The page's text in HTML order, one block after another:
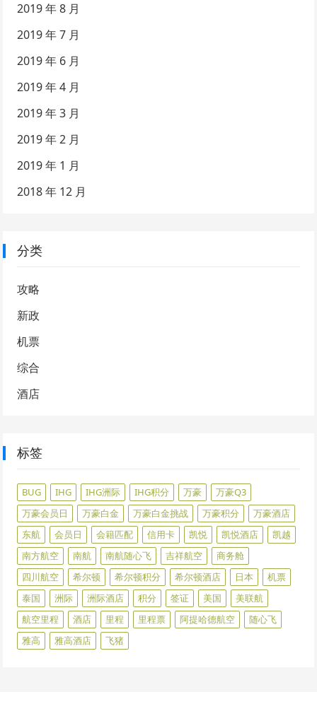
2019 年 8 月
2019 年 7 月
2019 年 6 月
2019 年 4 月
2019 年 3 月
2019 年 2 月
2019 年 1 月
2018 年 12 月
分类
攻略
新政
机票
综合
酒店
标签
BUG IHG IHG洲际 IHG积分 万豪
万豪Q3
万豪会员日
万豪白金 万豪白金挑战 万豪积分
万豪酒店
东航
会员日 会籍匹配 信用卡 凯悦 凯悦酒店
凯越
南方航空
南航 南航随心飞 吉祥航空
商务舱
四川航空
希尔顿 希尔顿积分 希尔顿酒店 日本
机票
泰国
洲际 洲际酒店 积分 签证 美国
美联航
航空里程
酒店 里程 里程票 阿提哈德航空
随心飞
雅高
雅高酒店 飞猪